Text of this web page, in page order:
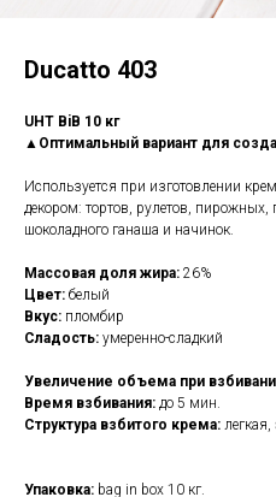
Ducatto 403
UHT BiB 10 кг
▲Оптимальный вариант для
Используется при изготовлении
декором: тортов, рулетов, пирожных,
шоколадного ганаша и начинок.
Массовая доля жира: 26%
Цвет: белый
Вкус: пломбир
Сладость: умеренно-сладкий
Увеличение объема при
Время взбивания: до 5 мин.
Структура взбитого крема:
Упаковка: bag in box 10 кг.